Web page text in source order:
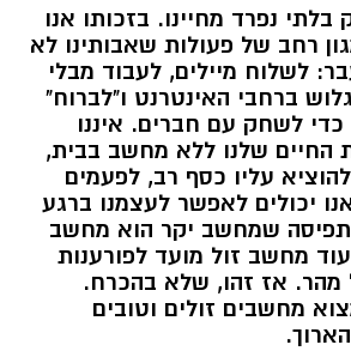
נפרד מחיינו. בזכותו אנו
רחב של פעולות שאבותינו לא
לשלוח מיילים, לעבוד מבלי
ברחבי האינטרנט ו"לברוח"
לשחק עם חברים. איננו
החיים שלנו ללא מחשב בבית,
להוציא עליו כסף רב, לפעמים
יכולים לאפשר לעצמנו ברגע
תפיסה שמחשב יקר הוא מחשב
מחשב זול מועד לפורענות
מהר. אז זהו, שלא בהכרח.
מחשבים זולים וטובים